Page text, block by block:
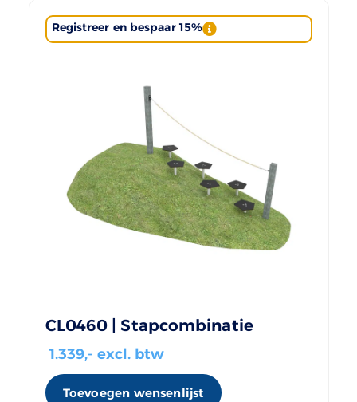
Registreer en bespaar 15%
CL0460 | Stapcombinatie
1.339,- excl. btw
Toevoegen wensenlijst